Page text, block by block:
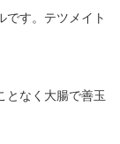
です。テツメイト
となく大腸で善玉